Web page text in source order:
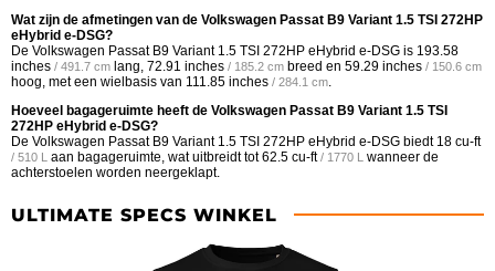
Wat zijn de afmetingen van de Volkswagen Passat B9 Variant 1.5 TSI 272HP
eHybrid e-DSG?
De Volkswagen Passat B9 Variant 1.5 TSI 272HP eHybrid e-DSG is 193.58
inches / 491.7 cm lang, 72.91 inches / 185.2 cm breed en 59.29 inches / 150.6 cm
hoog, met een wielbasis van 111.85 inches / 284.1 cm
Hoeveel bagageruimte heeft de Volkswagen Passat B9 Variant 1.5 TSI
272HP eHybrid e-DSG?
De Volkswagen Passat B9 Variant 1.5 TSI 272HP eHybrid e-DSG biedt 18 cu-ft
/ 510 L aan bagageruimte, wat uitbreidt tot62.5 cu-ft / 1770 L wanneer de
achterstoelen worden neergeklapt.
ULTIMATE SPECS WINKEL